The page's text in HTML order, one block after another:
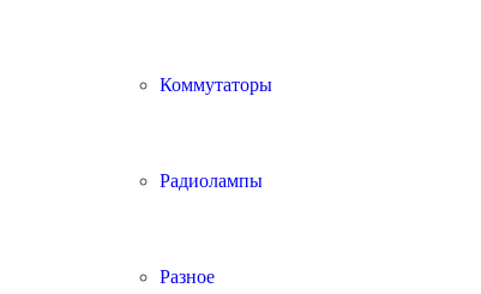
Коммутаторы
Радиолампы
Разное